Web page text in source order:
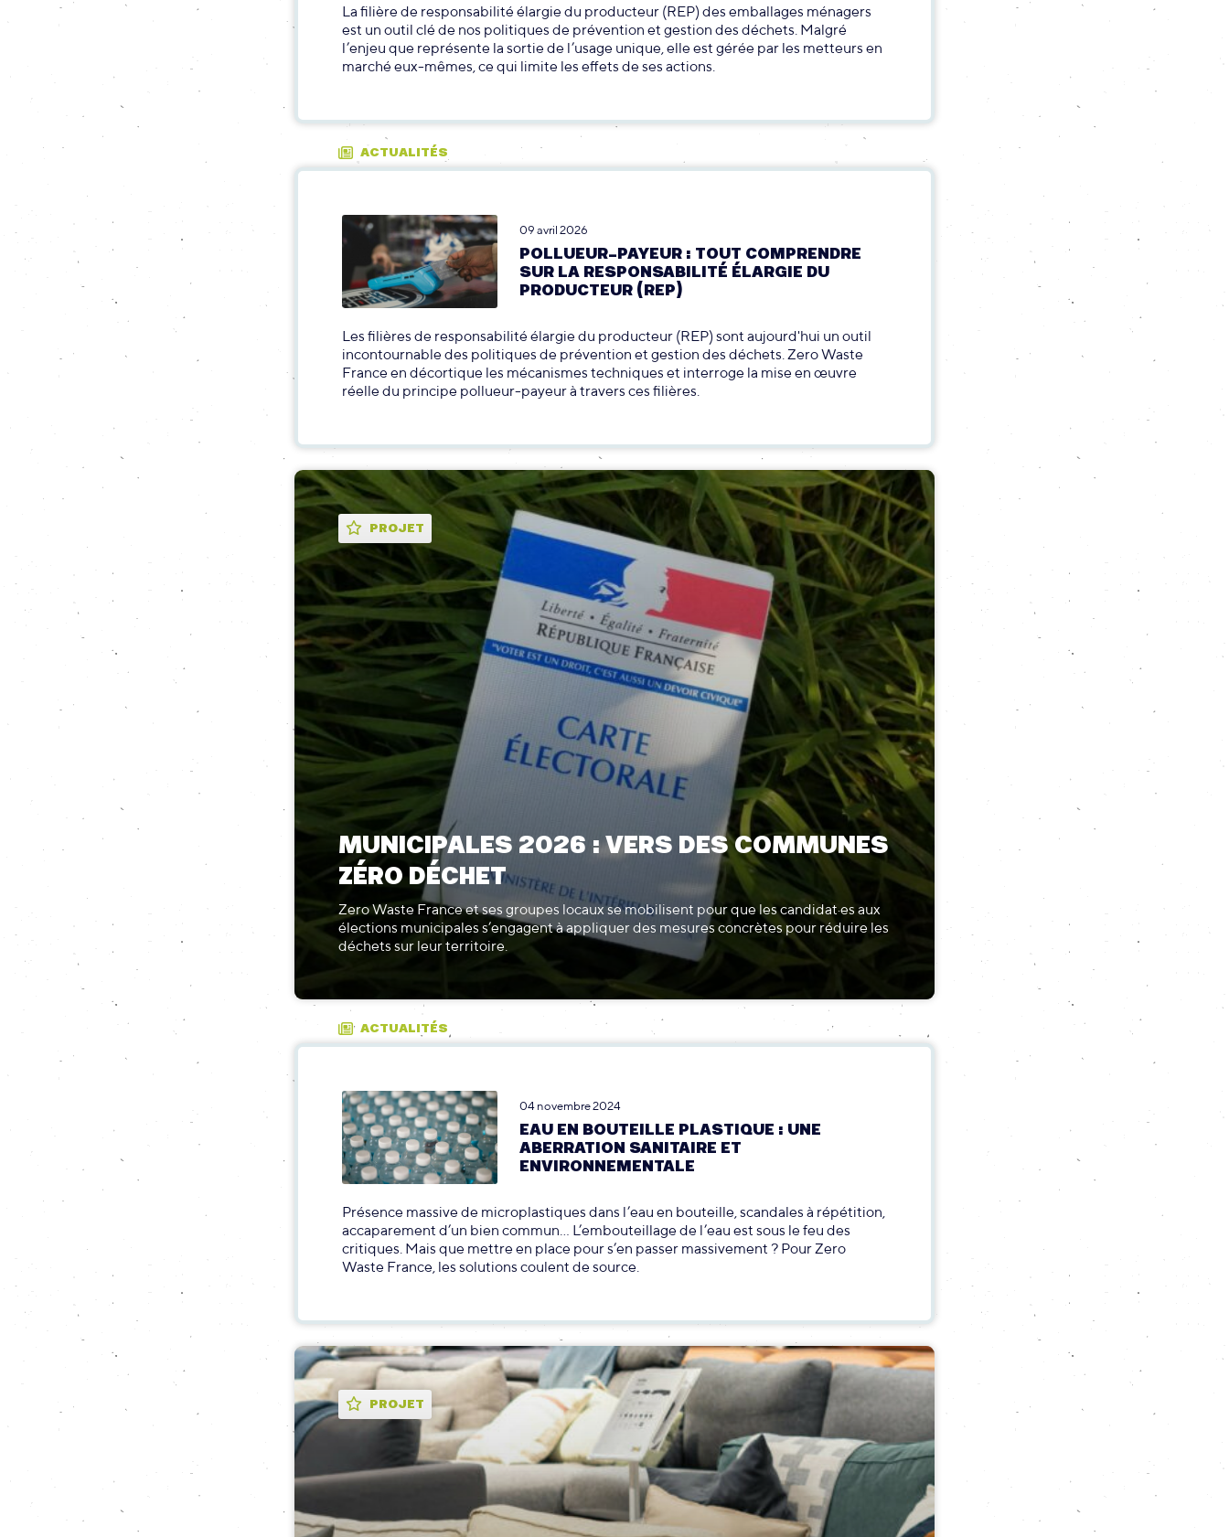
La filière de responsabilité élargie du producteur (REP) des emballages ménagers
est un outil clé de nos politiques de prévention et gestion des déchets. Malgré
l’enjeu que représente la sortie de l’usage unique, elle est gérée par les metteurs en
marché eux-mêmes, ce qui limite les effets de ses actions.
ACTUALITÉS
09 avril 2026
POLLUEUR-PAYEUR : TOUT COMPRENDRE
SUR LA RESPONSABILITÉ ÉLARGIE DU
PRODUCTEUR (REP)
Les filières de responsabilité élargie du producteur (REP) sont aujourd'hui un outil
incontournable des politiques de prévention et gestion des déchets. Zero Waste
France en décortique les mécanismes techniques et interroge la mise en œuvre
réelle du principe pollueur-payeur à travers ces filières.
PROJET
MUNICIPALES 2026 : VERS DES COMMUNES
ZÉRO DÉCHET
Zero Waste France et ses groupes locaux se mobilisent pour que les candidat·es aux
élections municipales s’engagent à appliquer des mesures concrètes pour réduire les
déchets sur leur territoire.
ACTUALITÉS
04 novembre 2024
EAU EN BOUTEILLE PLASTIQUE : UNE
ABERRATION SANITAIRE ET
ENVIRONNEMENTALE
Présence massive de microplastiques dans l’eau en bouteille, scandales à répétition,
accaparement d’un bien commun… L’embouteillage de l’eau est sous le feu des
critiques. Mais que mettre en place pour s’en passer massivement ? Pour Zero
Waste France, les solutions coulent de source.
PROJET